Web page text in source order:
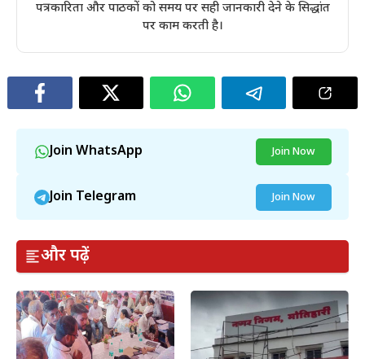
पत्रकारिता और पाठकों को समय पर सही जानकारी देने के सिद्धांत
पर काम करती है।
Join WhatsApp Join Now
Join Telegram Join Now
और पढ़ें